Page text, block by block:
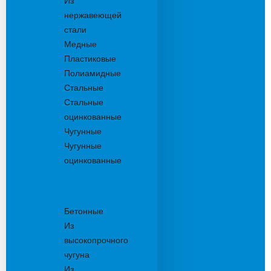
нержавеющей
стали
Медные
Пластиковые
Полиамидные
Стальные
Стальные
оцинкованные
Чугунные
Чугунные
оцинкованные
Бетонные
Из
высокопрочного
чугуна